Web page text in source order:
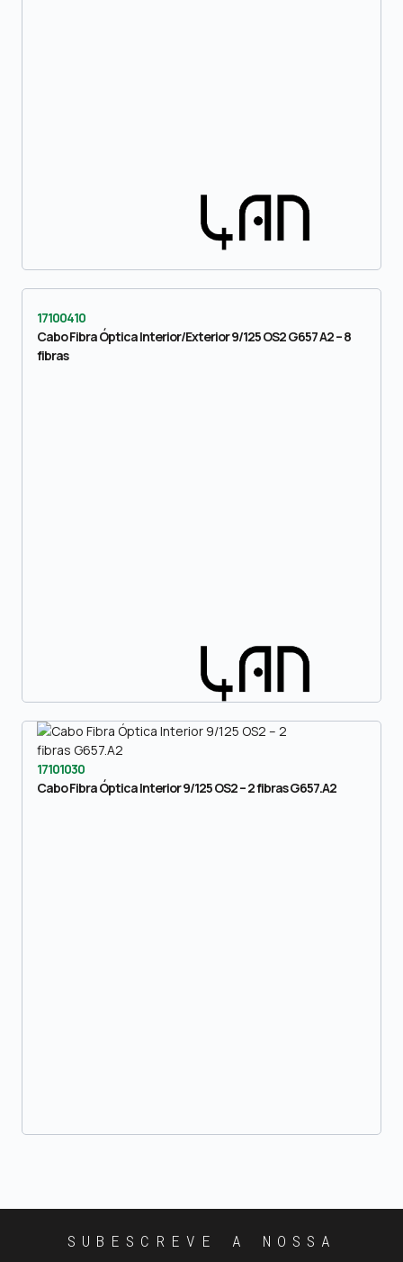
17100410
Cabo Fibra Óptica Interior/Exterior 9/125 OS2 G657 A2 – 8
fibras
17101030
Cabo Fibra Óptica Interior 9/125 OS2 – 2 fibras G657.A2
SUBESCREVE A NOSSA